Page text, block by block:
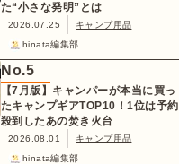
た“小さな発明”とは
2026.07.25
キャンプ用品
hinata編集部
No.5
【7月版】キャンパーが本当に買っ
たキャンプギアTOP10！1位は予約
殺到したあの焚き火台
2026.08.01
キャンプ用品
hinata編集部